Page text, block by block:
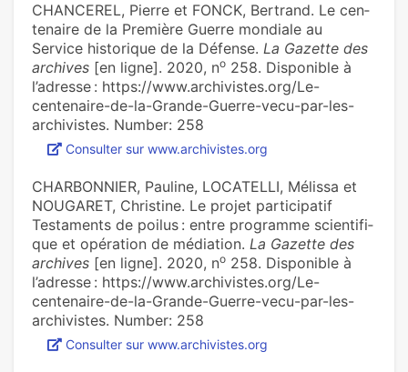
CHANCEREL, Pierre et FONCK, Bertrand. Le cen­
te­naire de la Première Guerre mon­diale au
Service his­to­ri­que de la Défense. La Gazette des
archives [en ligne]. 2020, no 258. Disponible à
l’adresse : https://www.archivistes.org/Le-
centenaire-de-la-Grande-Guerre-vecu-par-les-
archivistes. Number: 258
Consulter sur www.archivistes.org
CHARBONNIER, Pauline, LOCATELLI, Mélissa et
NOUGARET, Christine. Le projet par­ti­ci­pa­tif
Testaments de poilus : entre pro­gramme scien­ti­fi­
que et opé­ra­tion de média­tion. La Gazette des
archives [en ligne]. 2020, no 258. Disponible à
l’adresse : https://www.archivistes.org/Le-
centenaire-de-la-Grande-Guerre-vecu-par-les-
archivistes. Number: 258
Consulter sur www.archivistes.org